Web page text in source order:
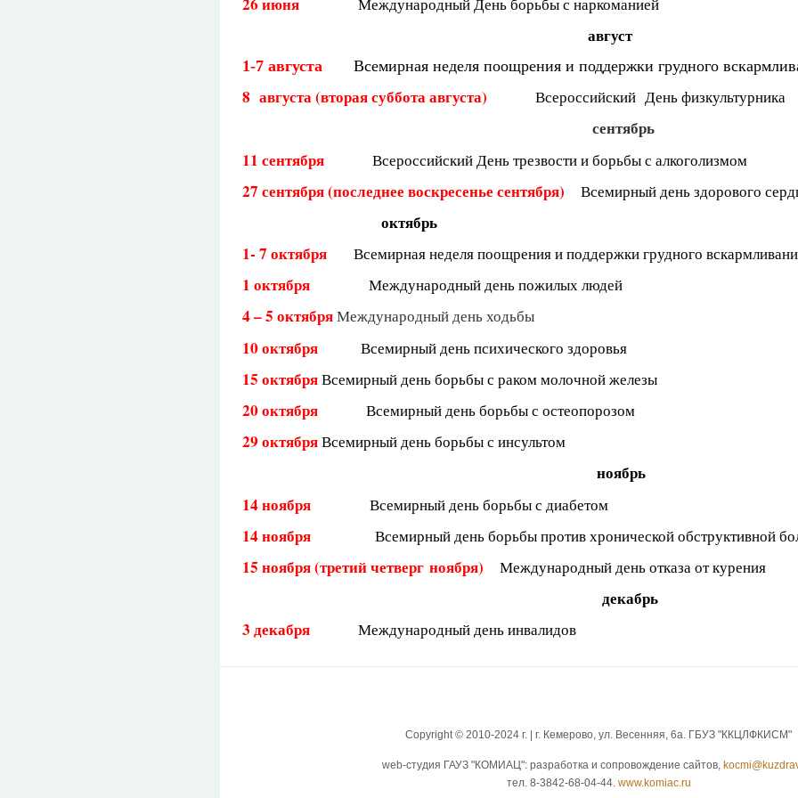
август
1-7 августа Всемирная неделя поощрения и поддержки грудного
8 августа (вторая суббота августа) Всероссийский День физкультурника
сентябрь
11 сентября
Всероссийский День трезвости и борьбы с алкоголизмом
27 сентября (последнее воскресенье сентября) Всемирный день здорового
октябрь
1- 7 октября
Всемирная неделя поощрения и поддержки грудного
1 октября Международный день пожилых людей
4 – 5 октябряМеждународный день ходьбы
10 октября Всемирный день психического здоровья
15 октябряВсемирный день борьбы с раком молочной железы
20 октября Всемирный день борьбы с остеопорозом
29 октябряВсемирный день борьбы с инсультом
ноябрь
14 ноября
Всемирный день борьбы с диабетом
14 ноября Всемирный день борьбы против хронической обструктивной
15 ноября (третий четверг ноября) Международный день отказа от курения
декабрь
3 декабря
Международный день инвалидов
Copyright © 2010-2024 г. | г. Кемерово, ул. Весенняя, 6а. ГБУЗ "ККЦЛФКИСМ"
web-студия ГАУЗ "КОМИАЦ": разработка и сопровождение сайтов,
тел. 8-3842-68-04-44. www.komiac.ru